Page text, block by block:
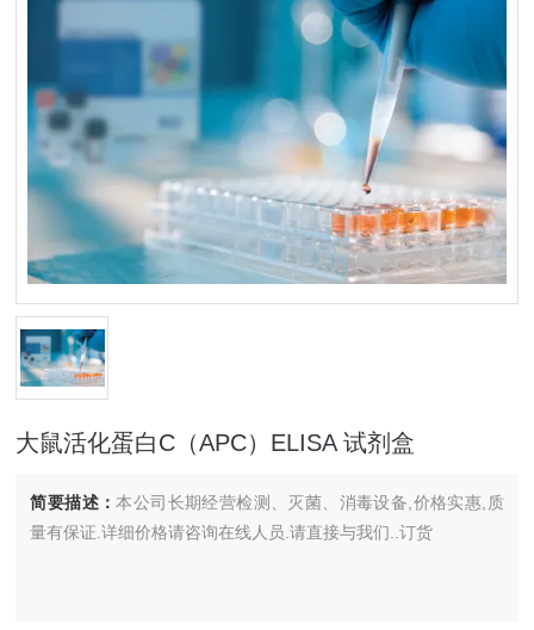
大鼠活化蛋白C（APC）ELISA 试剂盒
简要描述：本公司长期经营检测、灭菌、消毒设备,价格实惠,质
量有保证.详细价格请咨询在线人员.请直接与我们..订货